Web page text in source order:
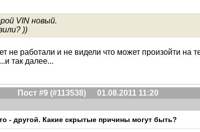
VIN новый.
))
не работали и не видели что может произойти на
так далее...
Пост #9 (#113538)
01.08.2011 11:20
- другой. Какие скрытые причины могут быть?